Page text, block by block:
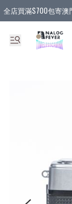
全店買滿$700包寄澳
全店買滿3件貨品, 包
全店買滿$580或5件